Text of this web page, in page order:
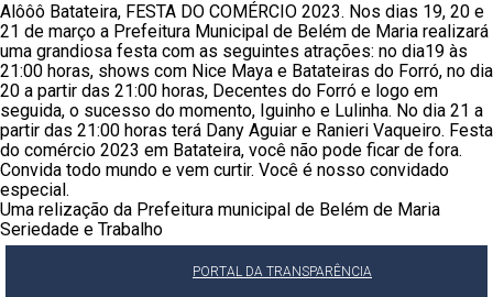
Alôôô Batateira, FESTA DO COMÉRCIO 2023. Nos dias 19, 20 e
21 de março a Prefeitura Municipal de Belém de Maria realizará
uma grandiosa festa com as seguintes atrações: no dia19 às
21:00 horas, shows com Nice Maya e Batateiras do Forró, no dia
20 a partir das 21:00 horas, Decentes do Forró e logo em
seguida, o sucesso do momento, Iguinho e Lulinha. No dia 21 a
partir das 21:00 horas terá Dany Aguiar e Ranieri Vaqueiro. Festa
do comércio 2023 em Batateira, você não pode ficar de fora.
Convida todo mundo e vem curtir. Você é nosso convidado
especial.
Uma relização da Prefeitura municipal de Belém de Maria
Seriedade e Trabalho
PORTAL DA TRANSPARÊNCIA